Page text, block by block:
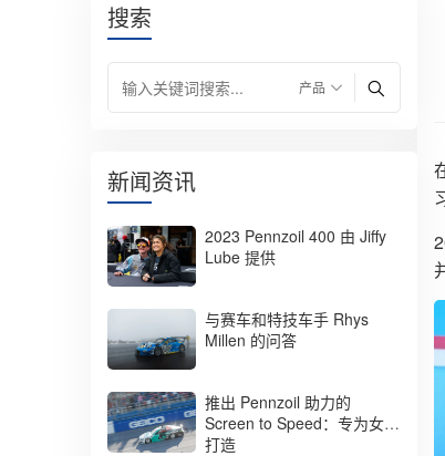
滑块/轮播
图文模块
客户评价
文章模块
默认页面
夏季轮胎
越野车/跨界车
轻型卡车
卡车和公共汽车
搜索
新闻资讯
2023 Pennzoil 400 由 Jiffy
Lube 提供
与赛车和特技车手 Rhys
Millen 的问答
推出 Pennzoil 助力的
Screen to Speed：专为女性
打造